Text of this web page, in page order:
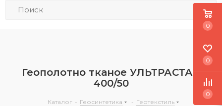
Геополотно тканое УЛЬТРАСТАБ
400/50
Каталог - Геосинтетика - Геотекстиль
0
0
0